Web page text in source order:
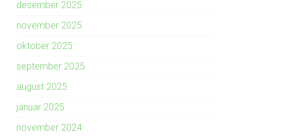
desember 2025
november 2025
oktober 2025
september 2025
august 2025
januar 2025
november 2024